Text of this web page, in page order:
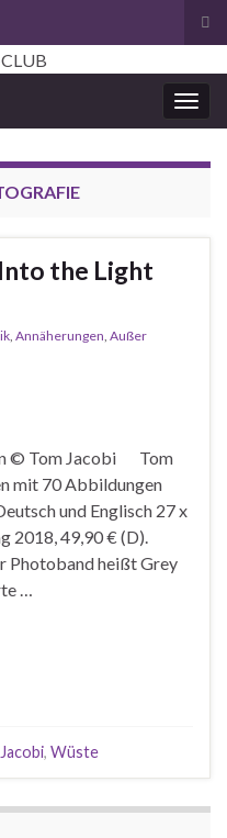
the Light
Annäherungen Außer
© Tom Jacobi Tom
mit 70 Abbildungen
und Englisch 27 x
2018, 49,90 € (D).
Photoband heißt Grey
…
, Wüste